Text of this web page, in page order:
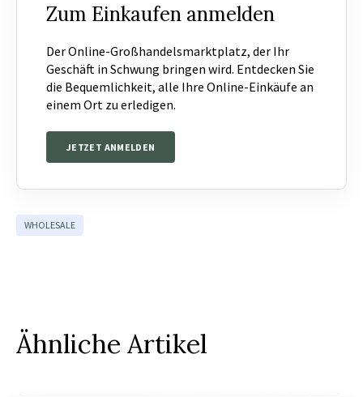
Zum Einkaufen anmelden
Der Online-Großhandelsmarktplatz, der Ihr
Geschäft in Schwung bringen wird. Entdecken Sie
die Bequemlichkeit, alle Ihre Online-Einkäufe an
einem Ort zu erledigen.
JETZET ANMELDEN
WHOLESALE
Ähnliche Artikel